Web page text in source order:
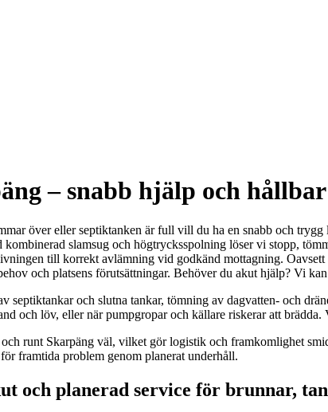
– snabb hjälp och
över eller septiktanken är full vill du ha en snabb och
slamsug och högtrycksspolning löser vi stopp,
till korrekt avlämning vid godkänd mottagning.
och platsens förutsättningar. Behöver du akut hjälp? Vi
septiktankar och slutna tankar, tömning av dagvatten- och
och löv, eller när pumpgropar och källare riskerar att
runt Skarpäng väl, vilket gör logistik och framkomlighet
framtida problem genom planerat underhåll.
och planerad service för brunnar,